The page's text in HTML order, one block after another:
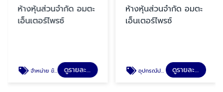
ห้างหุ้นส่วนจำกัด อมตะ
เอ็นเตอร์ไพรซ์
จำหน่าย ข้อต่อ UPVC ดูรายละเอียด
ห้างหุ้นส่วนจำกัด อมตะ
เอ็นเตอร์ไพรซ์
อุปกรณ์ประกอบท่อโรงงาน ดูรายละเอียด